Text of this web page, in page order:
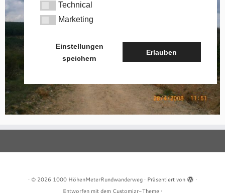
· © 2026 1000 HöhenMeterRundwanderweg · Präsentiert von
·
Entworfen mit dem Customizr-Theme ·
TechnicalTechnical
MarketingMarketing
Einstellungen
speichern
Erlauben